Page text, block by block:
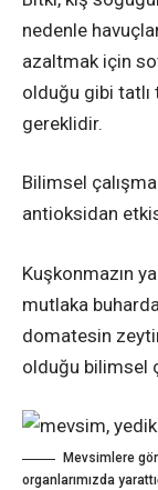
nedenle havuçlar
azaltmak için
olduğu gibi tatlı
gereklidir.
Bilimsel
antioksidan
Kuşkonmazın
mutlaka
domatesin
olduğu bilimsel
Mevsimlere
organlarımızda